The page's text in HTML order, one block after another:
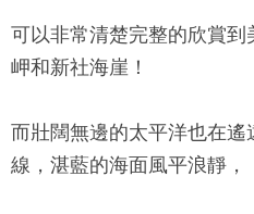
可以非常清楚完整的欣賞
岬和新社海崖！
而壯闊無邊的太平洋也在
線，湛藍的海面風平浪靜，